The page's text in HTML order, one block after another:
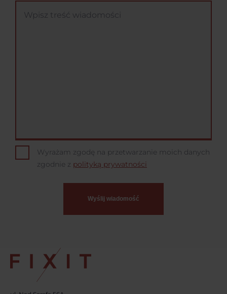
Wyrażam zgodę na przetwarzanie moich danych
zgodnie z polityką prywatności